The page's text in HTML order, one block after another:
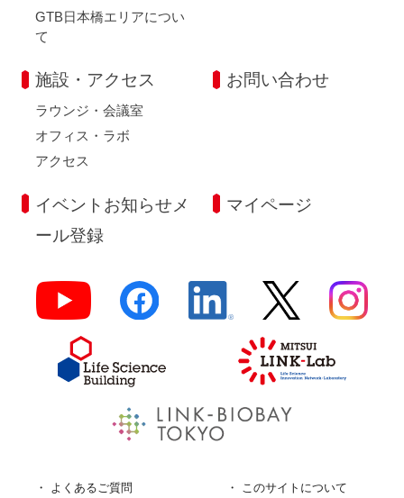
GTB日本橋エリアについ
て
施設・アクセス
ラウンジ・会議室
オフィス・ラボ
アクセス
お問い合わせ
イベントお知らせメ
ール登録
マイページ
よくあるご質問 このサイトについて